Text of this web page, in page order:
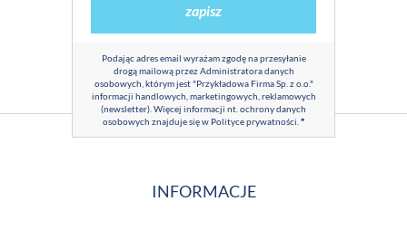
zapisz
Podając adres email wyrażam zgodę na przesyłanie
drogą mailową przez Administratora danych
osobowych, którym jest "Przykładowa Firma Sp. z o.o."
informacji handlowych, marketingowych, reklamowych
(newsletter). Więcej informacji nt. ochrony danych
osobowych znajduje się w Polityce prywatności *
INFORMACJE